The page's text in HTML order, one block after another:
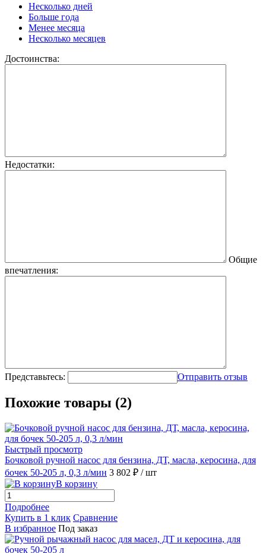
Несколько дней
Больше года
Менее месяца
Несколько месяцев
Достоинства:
Недостатки:
Общие
впечатления:
Представьтесь: Отправить отзыв
Похожие товары (2)
Быстрый просмотр
Бочковой ручной насос для бензина, ДТ, масла, керосина, для
бочек 50-205 л, 0,3 л/мин 3 802 ₽ / шт
В корзину
Подробнее
Купить в 1 клик Сравнение
В избранное Под заказ